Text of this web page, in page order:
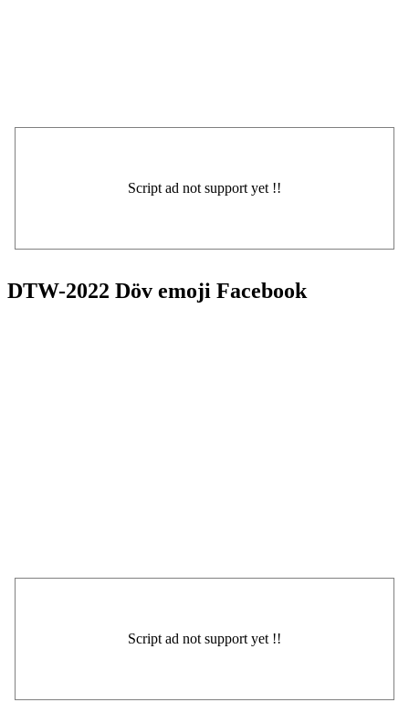
DTW-2022 Döv emoji Facebook